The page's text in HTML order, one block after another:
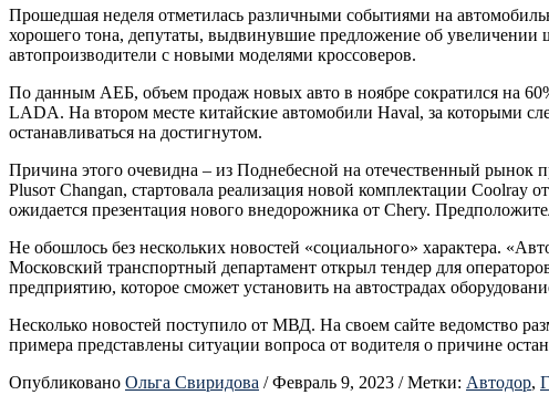
Прошедшая неделя отметилась различными событиями на
хорошего тона, депутаты, выдвинувшие предложение об увеличении
автопроизводители с новыми моделями кроссоверов.
По данным АЕБ, объем продаж новых авто в ноябре сократился на
LADA. На втором месте китайские автомобили Haval, за которыми
останавливаться на достигнутом.
Причина этого очевидна – из Поднебесной на отечественный рынок
Plusот Changan, стартовала реализация новой комплектации
ожидается презентация нового внедорожника от Chery.
Не обошлось без нескольких новостей «социального» характера.
Московский транспортный департамент открыл тендер для
предприятию, которое сможет установить на автострадах
Несколько новостей поступило от МВД. На своем сайте ведомство
примера представлены ситуации вопроса от водителя о причине
Опубликовано Ольга Свиридова / Февраль 9, 2023 / Метки: Автодор,